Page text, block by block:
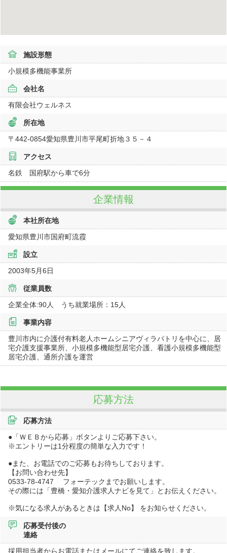
施設形態
小規模多機能事業所
会社名
有限会社ウェルネス
所在地
〒442-0854愛知県豊川市平尾町折地３５－４
アクセス
名鉄 国府駅から車で6分
企業情報
本社所在地
愛知県豊川市国府町流霞
設立
2003年5月6日
従業員数
企業全体:90人 うち就業場所：15人
事業内容
豊川市内に介護付有料老人ホームシニアヴィラパトリを中心に、居
宅介護支援事業所、小規模多機能型居宅介護、看護小規模多機能型
居宅介護、通所介護を運営
応募方法
応募方法
●「ＷＥＢから応募」ボタンよりご応募下さい。
※エントリーは1分程度の簡単な入力です！
●また、お電話でのご応募もお待ちしております。
【お問い合わせ先】
0533-78-4747 フォーテックまでお願いします。
その際には「豊橋・愛知介護求人ナビを見て」とお伝えください。
※気になる求人があるときは【求人No】 をお知らせください。
応募受付後の
連絡
採用担当者からお電話またはメールにてご連絡を致します。